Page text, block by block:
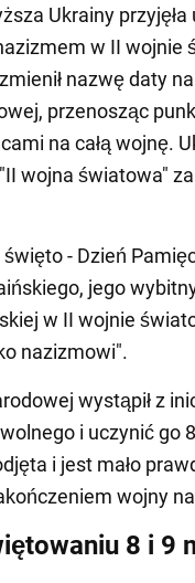
Ukrainy
w II wojnie
nazwę daty
przenosząc
na całą wojnę.
wojna światowa"
- Dzień
jego
w II wojnie
nazizmowi".
wystąpił z
i uczynić go
i jest mało
wojny
8 i 9